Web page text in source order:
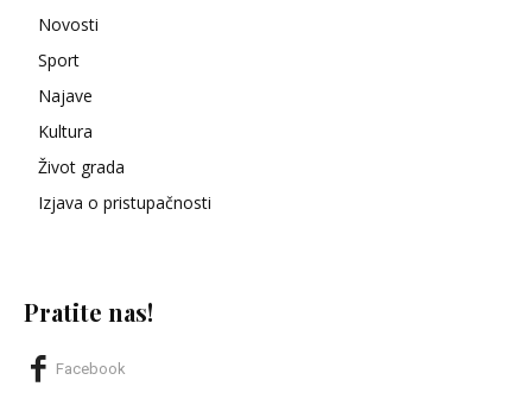
Novosti
Sport
Najave
Kultura
Život grada
Izjava o pristupačnosti
Pratite nas!
Facebook